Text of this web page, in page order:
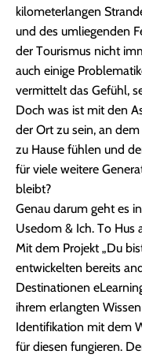
kilometerlangen
und des umliegenden
der Tourismus nicht
auch einige
vermittelt das Gefühl,
Doch was ist mit den
der Ort zu sein, an
zu Hause fühlen und
für viele weitere
bleibt?
Genau darum geht es
Usedom & Ich. To Hus
Mit dem Projekt „Du
entwickelten bereits
Destinationen
ihrem erlangten
Identifikation mit dem
für diesen fungieren.